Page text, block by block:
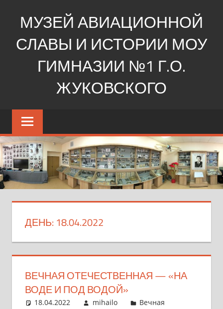
МУЗЕЙ АВИАЦИОННОЙ
СЛАВЫ И ИСТОРИИ МОУ
ГИМНАЗИИ №1 Г.О.
ЖУКОВСКОГО
Ещё
один
на
WordPress
ДЕНЬ: 18.04.2022
ВЕЧНАЯ ОТЕЧЕСТВЕННАЯ — «НА
ВОДЕ И ПОД ВОДОЙ»
18.04.2022 mihailo
Вечная